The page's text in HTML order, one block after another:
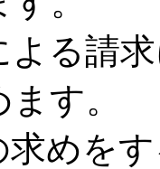
よる請
す。
めをす